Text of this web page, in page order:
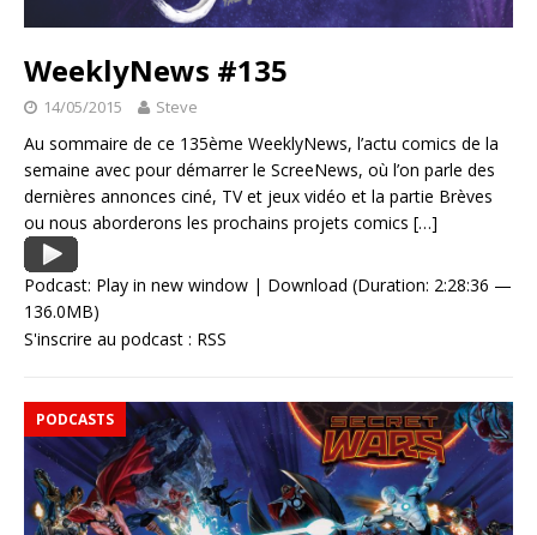
WeeklyNews #135
14/05/2015 Steve
Au sommaire de ce 135ème WeeklyNews, l’actu comics de la
semaine avec pour démarrer le ScreeNews, où l’on parle des
dernières annonces ciné, TV et jeux vidéo et la partie Brèves
ou nous aborderons les prochains projets comics […]
Podcast: Play in new window | Download (Duration: 2:28:36 —
136.0MB)
S'inscrire au podcast : RSS
PODCASTS